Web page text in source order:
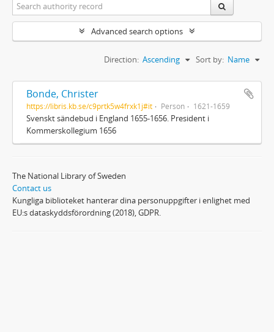
Advanced search options
Sort by: Name
Direction: Ascending
Bonde, Christer
https://libris.kb.se/c9prtk5w4frxk1j#it Person 1621-1659
Svenskt sändebud i England 1655-1656. President i
Kommerskollegium 1656
The National Library of Sweden
Contact us
Kungliga biblioteket hanterar dina personuppgifter i enlighet med
EU:s dataskyddsförordning (2018), GDPR.